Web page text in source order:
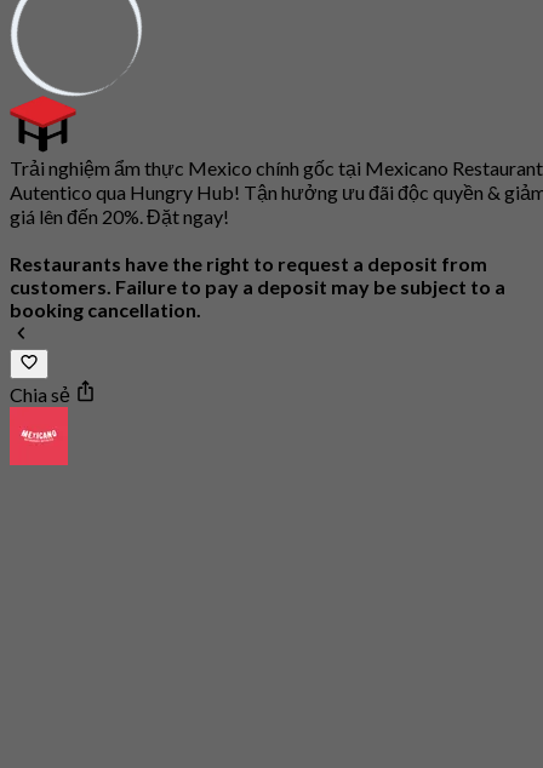
Trải nghiệm ẩm thực Mexico chính gốc tại Mexicano
Autentico qua Hungry Hub! Tận hưởng ưu đãi độc quyền &
giá lên đến 20%. Đặt ngay!
Restaurants have the right to request a deposit from
customers. Failure to pay a deposit may be subject to a
booking cancellation.
Chia sẻ